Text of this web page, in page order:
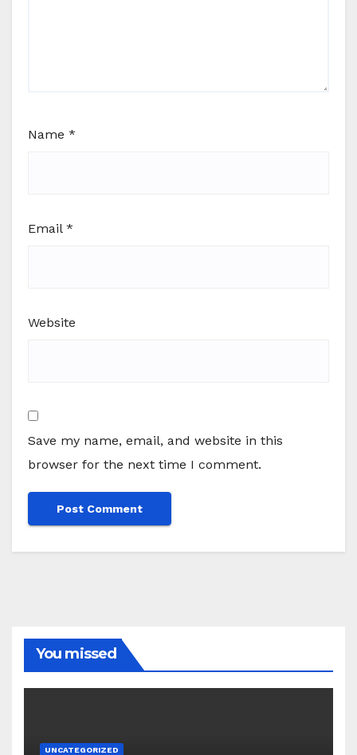
Name *
Email *
Website
Save my name, email, and website in this
browser for the next time I comment.
You missed
UNCATEGORIZED